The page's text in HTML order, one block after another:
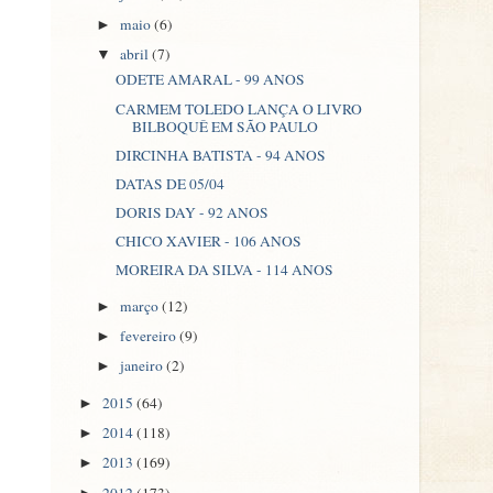
►maio(6)
▼abril(7)
ODETE AMARAL - 99 ANOS
CARMEM TOLEDO LANÇA O LIVRO
BILBOQUÊ EM SÃO PAULO
DIRCINHA BATISTA - 94 ANOS
DATAS DE 05/04
DORIS DAY - 92 ANOS
CHICO XAVIER - 106 ANOS
MOREIRA DA SILVA - 114 ANOS
►março(12)
►fevereiro(9)
►janeiro(2)
► 2015 (64)
► 2014(118)
► 2013 (169)